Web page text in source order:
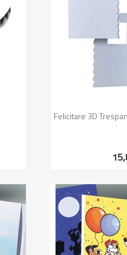

Felicitare 3D